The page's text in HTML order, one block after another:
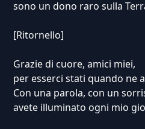
sono un dono raro sulla
[Ritornello]
Grazie di cuore, amici miei,
per esserci stati quando ne
Con una parola, con un
avete illuminato ogni mio